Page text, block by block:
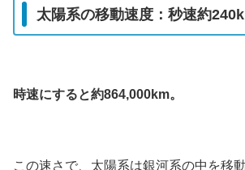
太陽系の移動速度：秒速約
時速にすると約864,000km。
この速さで、太陽系は銀河系の中を移